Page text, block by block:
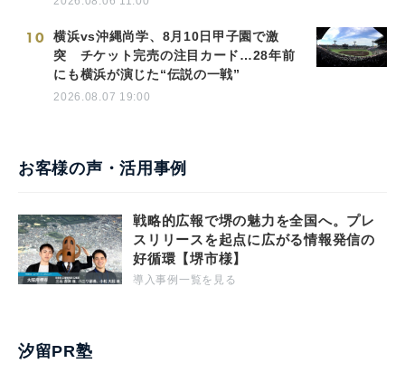
10
横浜vs沖縄尚学、8月10日甲子園で激
突 チケット完売の注目カード…28年前
にも横浜が演じた“伝説の一戦”
2026.08.07 19:00
お客様の声・活用事例
戦略的広報で堺の魅力を全国へ。プレ
スリリースを起点に広がる情報発信の
好循環【堺市様】
導入事例一覧を見る
汐留PR塾